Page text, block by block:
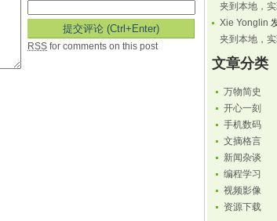
RSS for comments on this post
夹到本地，
Xie Yonglin
夹到本地，
文章分类
万物简史
开心一刻
手机数码
文摘格言
新闻杂谈
编程学习
视频影像
资源下载